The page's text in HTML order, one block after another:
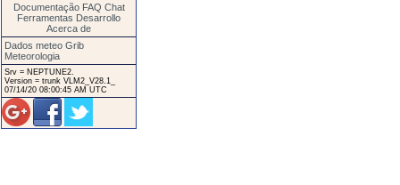
Documentação FAQ Chat
Ferramentas Desarrollo
Acerca de
Dados meteo Grib
Meteorologia
Srv = NEPTUNE2.
Version = trunk VLM2_V28.1_
07/14/20 08:00:45 AM UTC